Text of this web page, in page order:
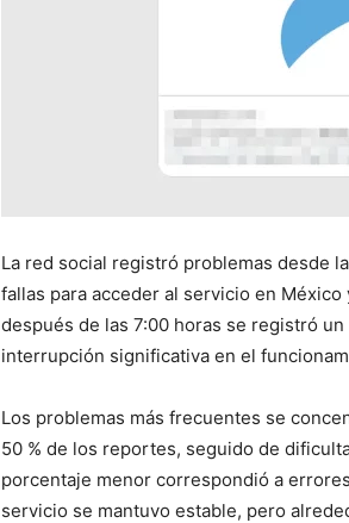
La red social registró problemas desde
fallas para acceder al servicio en
después de las 7:00 horas se registró
interrupción significativa en el
Los problemas más frecuentes se
50 % de los reportes, seguido de
porcentaje menor correspondió a
servicio se mantuvo estable, pero